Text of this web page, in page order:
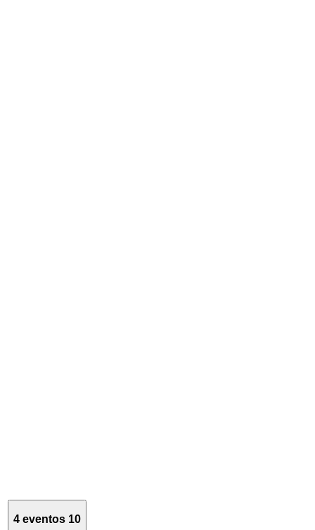
4 eventos 10